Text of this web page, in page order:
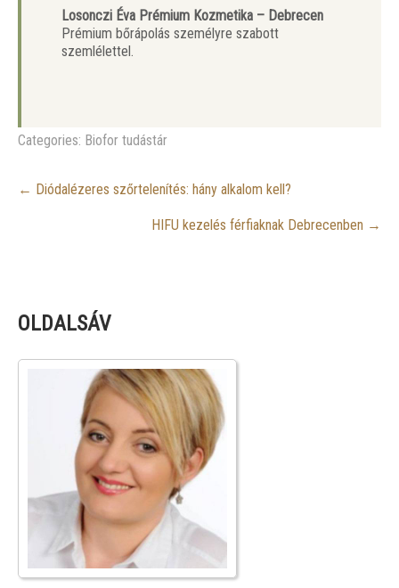
Losonczi Éva Prémium Kozmetika – Debrecen
Prémium bőrápolás személyre szabott
szemlélettel.
Categories: Biofor tudástár
Post
navigation
← Diódalézeres szőrtelenítés: hány alkalom kell?
HIFU kezelés férfiaknak Debrecenben →
OLDALSÁV